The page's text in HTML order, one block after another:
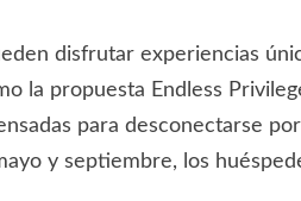
disfrutar experiencias
la propuesta Endless
para desconectarse
y septiembre, los